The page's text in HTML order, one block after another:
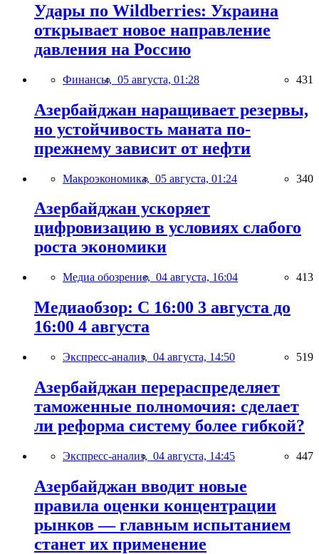
Удары по Wildberries: Украина
открывает новое направление
давления на Россию
Финансы, 05 августа, 01:28 431
Азербайджан наращивает резервы,
но устойчивость маната по-
прежнему зависит от нефти
Макроэкономика, 05 августа, 01:24 340
Азербайджан ускоряет
цифровизацию в условиях слабого
роста экономики
Медиа обозрение, 04 августа, 16:04 413
Медиаобзор: С 16:00 3 августа до
16:00 4 августа
Экспресс-анализ, 04 августа, 14:50 519
Азербайджан перераспределяет
таможенные полномочия: сделает
ли реформа систему более гибкой?
Экспресс-анализ, 04 августа, 14:45 447
Азербайджан вводит новые
правила оценки концентрации
рынков — главным испытанием
станет их применение